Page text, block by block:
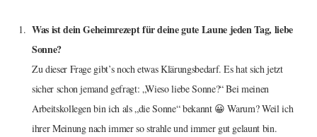
Was ist dein Geheimrezept für deine gute Laune jeden Tag, liebe
Sonne?
Zu dieser Frage gibt’s noch etwas Klärungsbedarf. Es hat sich jetzt
sicher schon jemand gefragt: „Wieso liebe Sonne?“ Bei meinen
Arbeitskollegen bin ich als „die Sonne“ bekannt 😀 Warum? Weil ich
ihrer Meinung nach immer so strahle und immer gut gelaunt bin.